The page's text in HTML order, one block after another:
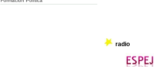
radio